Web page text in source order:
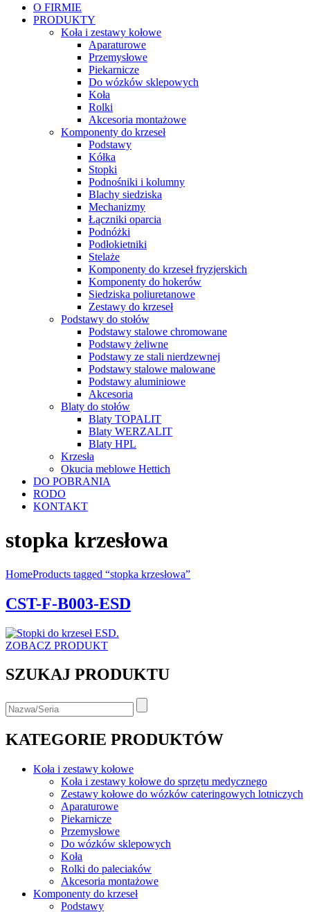
O FIRMIE
PRODUKTY
Koła i zestawy kołowe
Aparaturowe
Przemysłowe
Piekarnicze
Do wózków sklepowych
Koła
Rolki
Akcesoria montażowe
Komponenty do krzeseł
Podstawy
Kółka
Stopki
Podnośniki i kolumny
Blachy siedziska
Mechanizmy
Łączniki oparcia
Podnóżki
Podłokietniki
Stelaże
Komponenty do krzeseł fryzjerskich
Komponenty do hokerów
Siedziska poliuretanowe
Zestawy do krzeseł
Podstawy do stołów
Podstawy stalowe chromowane
Podstawy żeliwne
Podstawy ze stali nierdzewnej
Podstawy stalowe malowane
Podstawy aluminiowe
Akcesoria
Blaty do stołów
Blaty TOPALIT
Blaty WERZALIT
Blaty HPL
Krzesła
Okucia meblowe Hettich
DO POBRANIA
RODO
KONTAKT
stopka krzesłowa
HomeProducts tagged “stopka krzesłowa”
CST-F-B003-ESD
ZOBACZ PRODUKT
SZUKAJ PRODUKTU
KATEGORIE PRODUKTÓW
Koła i zestawy kołowe
Koła i zestawy kołowe do sprzętu medycznego
Zestawy kołowe do wózków cateringowych lotniczych
Aparaturowe
Piekarnicze
Przemysłowe
Do wózków sklepowych
Koła
Rolki do paleciaków
Akcesoria montażowe
Komponenty do krzeseł
Podstawy